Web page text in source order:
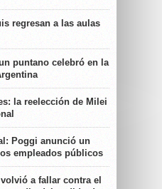
regresan a las aulas
puntano celebró en la
la reelección de Milei
Poggi anunció un
empleados públicos
a fallar contra el